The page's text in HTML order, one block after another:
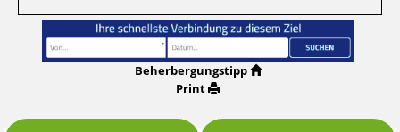
Beherbergungstipp
Print